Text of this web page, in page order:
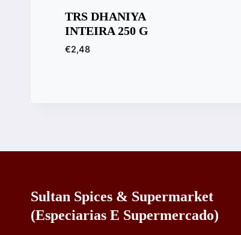
TRS DHANIYA
INTEIRA 250 G
€2,48
Sultan Spices & Supermarket
(especiarias E Supermercado)